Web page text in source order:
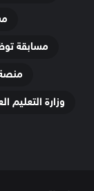
مسابقة
وزارة التعليم